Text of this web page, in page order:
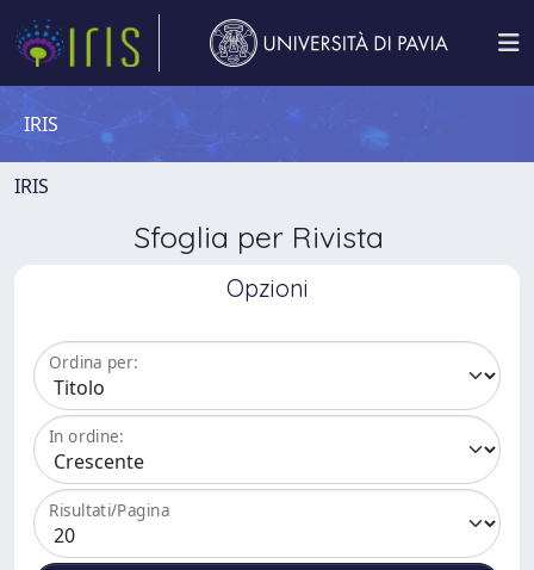
IRIS
IRIS
Sfoglia per Rivista
Opzioni
Ordina per:
In ordine:
Risultati/Pagina